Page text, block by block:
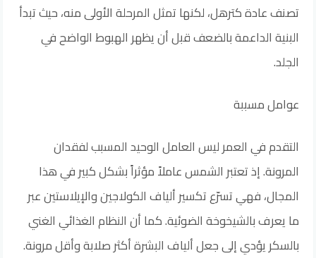
تصنف عادة كترهل، لكنها تمثل المرحلة الأولى منه، حيث تبدأ
البنية الداعمة بالضعف قبل أن يظهر الهبوط الواضح في
الجلد.
عوامل مسببة
التقدم في العمر ليس العامل الوحيد المسبب لفقدان
المرونة. إذ تعتبر الشمس عاملاً مؤثراً بشكل كبير في هذا
المجال، فهي تسرّع تكسير ألياف الكولاجين والإيلاستين عبر
ما يعرف بالشيخوخة الضوئية. كما أن النظام الغذائي الغني
بالسكر يؤدي إلى جعل ألياف البشرة أكثر صلابة وأقل مرونة.